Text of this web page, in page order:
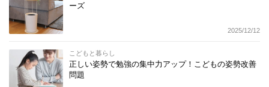
ーズ
2025/12/12
こどもと暮らし
正しい姿勢で勉強の集中力アップ！こどもの姿勢改善
問題